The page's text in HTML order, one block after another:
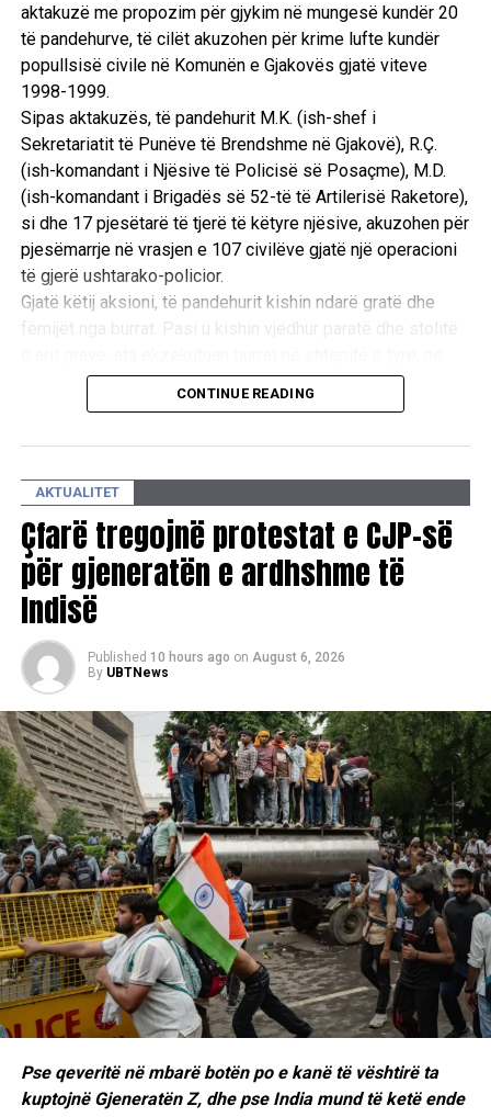
aktakuzë me propozim për gjykim në mungesë kundër 20
të pandehurve, të cilët akuzohen për krime lufte kundër
popullsisë civile në Komunën e Gjakovës gjatë viteve
1998-1999.
Sipas aktakuzës, të pandehurit M.K. (ish-shef i
Sekretariatit të Punëve të Brendshme në Gjakovë), R.Ç.
(ish-komandant i Njësive të Policisë së Posaçme), M.D.
(ish-komandant i Brigadës së 52-të të Artilerisë Raketore),
si dhe 17 pjesëtarë të tjerë të këtyre njësive, akuzohen për
pjesëmarrje në vrasjen e 107 civilëve gjatë një operacioni
të gjerë ushtarako-policior.
Gjatë këtij aksioni, të pandehurit kishin ndarë gratë dhe
oborre dhe te lokacioni i njohur si “Ura e Taliqit”, si dhe u
vunë flakën shtëpive të tyre. /E.A/
CONTINUE READING
AKTUALITET
Çfarë tregojnë protestat e CJP-së
për gjeneratën e ardhshme të
Indisë
Published 10 hours ago on August 6, 2026
By UBTNews
Pse qeveritë në mbarë botën po e kanë të vështirë ta
kuptojnë Gjeneratën Z, dhe pse India mund të ketë ende